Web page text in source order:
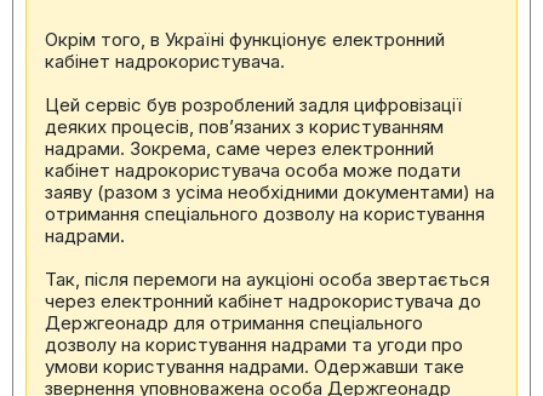
Окрім того, в Україні функціонує електронний
кабінет надрокористувача.
Цей сервіс був розроблений задля цифровізації
деяких процесів, пов’язаних з користуванням
надрами. Зокрема, саме через електронний
кабінет надрокористувача особа може подати
заяву (разом з усіма необхідними документами) на
отримання спеціального дозволу на користування
надрами.
Так, після перемоги на аукціоні особа звертається
через електронний кабінет надрокористувача до
Держгеонадр для отримання спеціального
дозволу на користування надрами та угоди про
умови користування надрами. Одержавши таке
звернення уповноважена особа Держгеонадр